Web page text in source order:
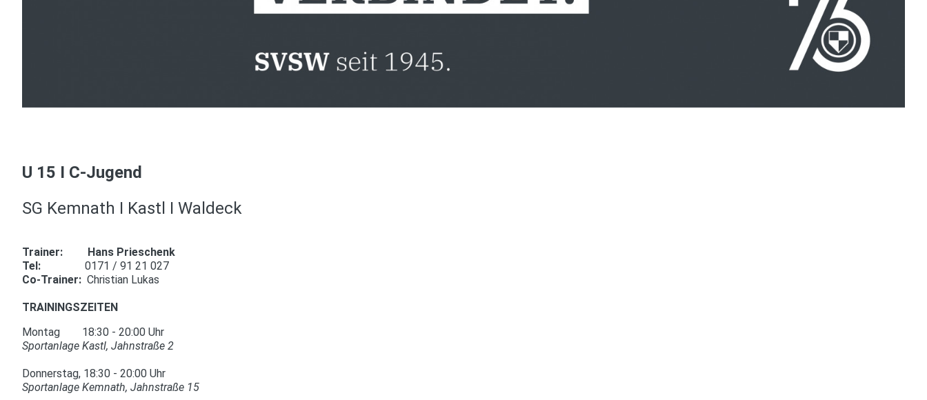
U 15 I C-Jugend
SG Kemnath I Kastl I Waldeck
Trainer: Hans Prieschenk
Tel: 0171 / 91 21 027
Co-Trainer: Christian Lukas
TRAININGSZEITEN
Montag 18:30 - 20:00 Uhr
Sportanlage Kastl, Jahnstraße 2
Donnerstag, 18:30 - 20:00 Uhr
Sportanlage Kemnath, Jahnstraße 15